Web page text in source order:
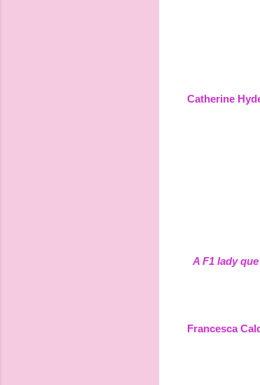
Catherine
A F1 lady
Francesca